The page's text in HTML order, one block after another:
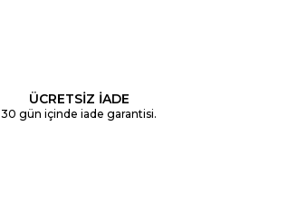
ÜCRETSİZ İADE
30 gün içinde iade garantisi.